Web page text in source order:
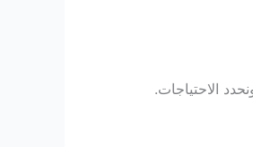
الاحتياجات.